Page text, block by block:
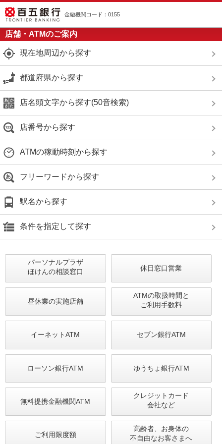
金融機関コード：0155
店舗・ATMのご案内
現在地周辺から探す
都道府県から探す
店名頭文字から探す(50音検索)
店番号から探す
ATMの稼動時刻から探す
フリーワードから探す
駅名から探す
条件を指定して探す
パーソナルプラザ
ほけんの相談窓口
休日窓口営業
昼休業の実施店舗
ATMの取扱時間と
ご利用手数料
イーネットATM セブン銀行ATM
ローソン銀行ATM ゆうちょ銀行ATM
無料提携金融機関ATM
クレジットカード
会社など
ご利用限度額
高齢者、お身体の
不自由なお客さまへ